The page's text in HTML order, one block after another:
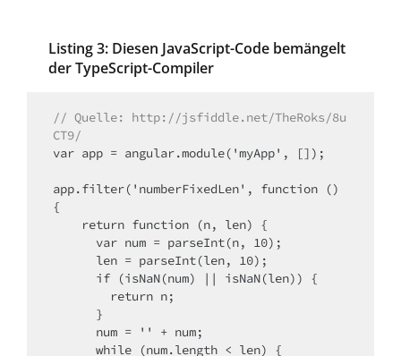
Listing 3: Diesen JavaScript-Code bemängelt
der Type­Script-Compiler
// Quelle: http://jsfiddle.net/TheRoks/8u
CT9/
var app = angular.module('myApp', []);
app.filter('numberFixedLen', function ()
{